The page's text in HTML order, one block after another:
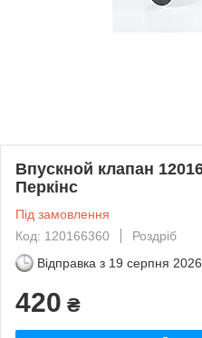
Впускной клапан
Перкінс
Під замовлення
Код: 120166360
Роздріб
Відправка з 19 серпня 2026
420 ₴